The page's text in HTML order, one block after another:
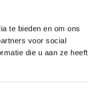
te bieden en om ons
voor social
die u aan ze heeft